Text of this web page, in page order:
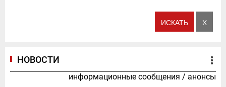
НОВОСТИ
информационные сообщения / анонсы